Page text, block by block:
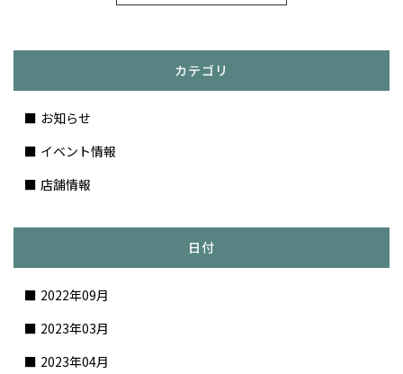
カテゴリ
お知らせ
イベント情報
店舗情報
日付
2022年09月
2023年03月
2023年04月